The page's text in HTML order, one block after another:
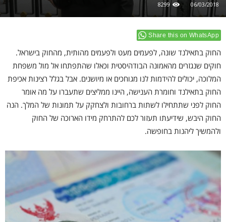
06/03/2018
8299
Share this on WhatsApp
החוק בתאילנד שונה, לפעמים מעט ולפעמים מהותית, מהחוק בישראל.
חוקים שנגזרים מהאמונה הבודהיסטית וכאלו שהתפתחו אל מול משפחת
המלוכה, יכולים להידמות לנו מגוחכים או מיושנים. אבל בגלל רצינות אכיפת
החוק בתאילנד וחומרת הענישה, היינו ממליצים שתעברו על מה אומר
החוק לפני שתתחילו לשתות ברחובות ולצחקק על תמונות של המלך. הנה
החוק היבש, שידיעתו תעזור לכם להתרחק מידו הארוכה של החוק
ולהמשיך ליהנות בחופשה.